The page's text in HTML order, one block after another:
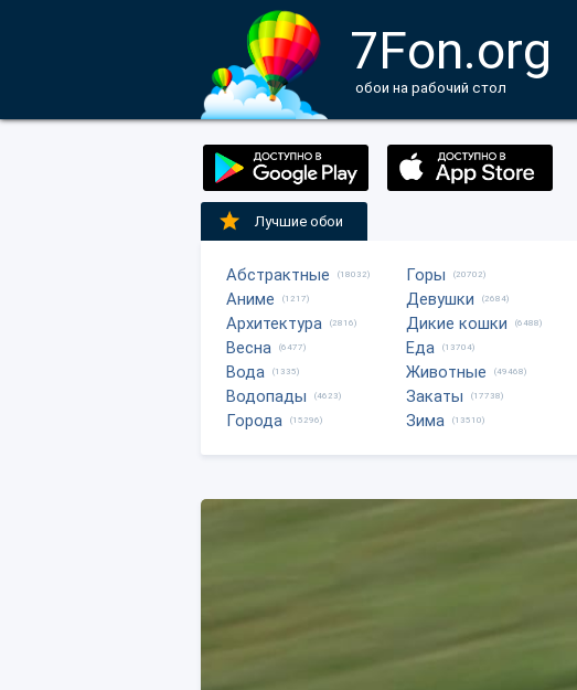
7Fon.org
обои на рабочий стол
Лучшие обои
Абстрактные (18032)
Аниме (1217)
Архитектура (2816)
Весна (6477)
Вода (1335)
Водопады (4623)
Города (15296)
Горы (20702)
Девушки (2684)
Дикие кошки (6488)
Еда (13704)
Животные (49468)
Закаты (17738)
Зима (13510)